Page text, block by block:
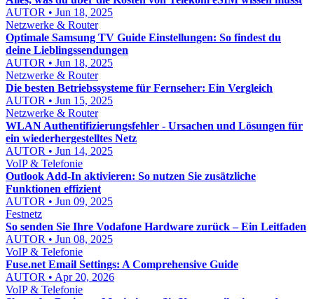
AUTOR • Jun 18, 2025
Netzwerke & Router
Optimale Samsung TV Guide Einstellungen: So findest du
deine Lieblingssendungen
AUTOR • Jun 18, 2025
Netzwerke & Router
Die besten Betriebssysteme für Fernseher: Ein Vergleich
AUTOR • Jun 15, 2025
Netzwerke & Router
WLAN Authentifizierungsfehler - Ursachen und Lösungen für
ein wiederhergestelltes Netz
AUTOR • Jun 14, 2025
VoIP & Telefonie
Outlook Add-In aktivieren: So nutzen Sie zusätzliche
Funktionen effizient
AUTOR • Jun 09, 2025
Festnetz
So senden Sie Ihre Vodafone Hardware zurück – Ein Leitfaden
AUTOR • Jun 08, 2025
VoIP & Telefonie
Fuse.net Email Settings: A Comprehensive Guide
AUTOR • Apr 20, 2026
VoIP & Telefonie